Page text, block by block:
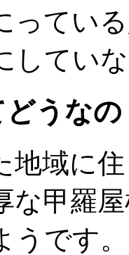
ってい
してい
うなの
地域に
な甲羅
です。